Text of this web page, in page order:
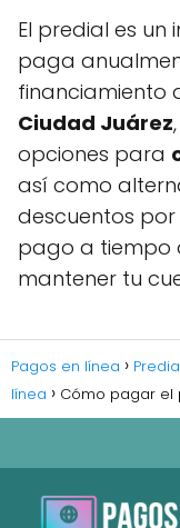
El predial es un
paga
financiamiento
Ciudad Juárez
opciones para
así como
descuentos
pago a tiempo
mantener tu
Pagos en línea
línea
Cómo pagar el